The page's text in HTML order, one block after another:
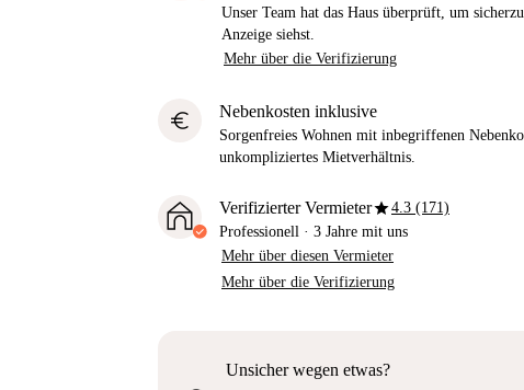
Unser Team hat das Haus überprüft, um
Anzeige siehst.
Mehr über die Verifizierung
euro Nebenkosten inklusive
Sorgenfreies Wohnen mit inbegriffenen
unkompliziertes Mietverhältnis.
Verifizierter Vermieterstar4.3 (171)
Professionell · 3 Jahre mit uns
Mehr über diesen Vermieter
Mehr über die Verifizierung
Unsicher wegen etwas?